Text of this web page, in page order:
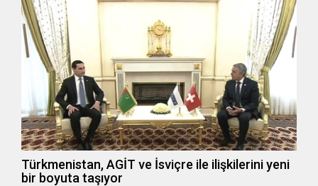
Türkmenistan, AGİT ve İsviçre ile ilişkilerini yeni
bir boyuta taşıyor